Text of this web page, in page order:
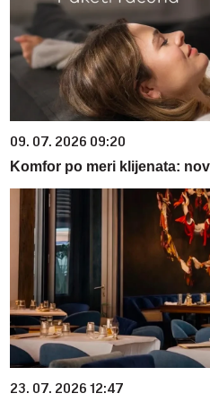
09. 07. 2026 09:20
Komfor po meri klijenata:
23. 07. 2026 12:47